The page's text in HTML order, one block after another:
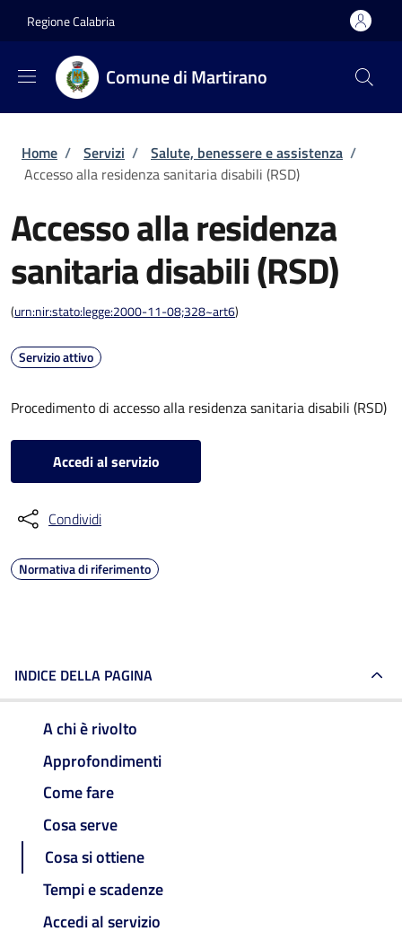
Regione Calabria
Comune di Martirano
Briciole di pane
Home / Servizi / Salute, benessere e assistenza /
Accesso alla residenza sanitaria disabili (RSD)
Accesso alla residenza
sanitaria disabili (RSD)
(urn:nir:stato:legge:2000-11-08;328~art6)
Servizio attivo
Procedimento di accesso alla residenza sanitaria disabili (RSD)
Accedi al servizio
Condividi
Normativa di riferimento
INDICE DELLA PAGINA
A chi è rivolto
Approfondimenti
Come fare
Cosa serve
Cosa si ottiene
Tempi e scadenze
Accedi al servizio